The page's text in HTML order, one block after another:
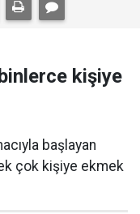
kişiye
başlayan
çok kişiye ekmek